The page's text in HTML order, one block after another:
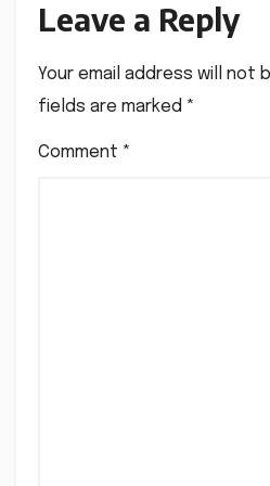
Leave a Reply
Your email address will not
fields are marked *
Comment *